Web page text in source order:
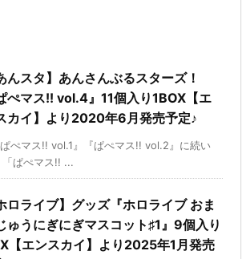
んスタ】あんさんぶるスターズ！
ぺマス!! vol.4』11個入り1BOX【エ
カイ】より2020年6月発売予定♪
ぱぺマス!! vol.1』『ぱぺマス!! vol.2』に続い
「ぱぺマス!! ...
ロライブ】グッズ『ホロライブ おま
ゅうにぎにぎマスコット♯1』9個入り
【エンスカイ】より2025年1月発売